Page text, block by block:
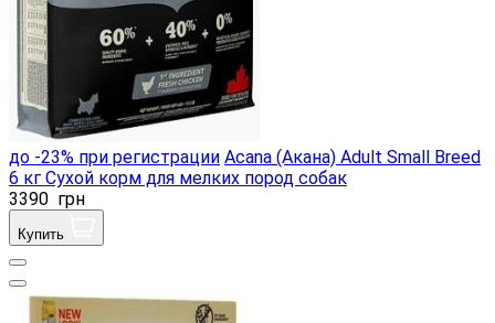
до -23% при регистрации Acana (Акана) Adult Small Breed
6 кг Сухой корм для мелких пород собак
3390 грн
Купить